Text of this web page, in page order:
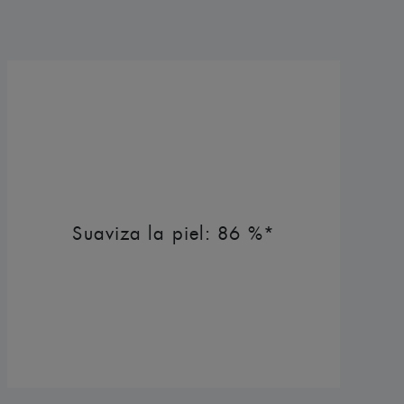
Suaviza la piel: 86 %*